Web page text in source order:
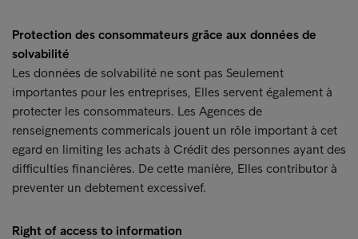
Protection des consommateurs grâce aux données de
solvabilité
Les données de solvabilité ne sont pas Seulement
importantes pour les entreprises, Elles servent également à
protecter les consommateurs. Les Agences de
renseignements commericals jouent un rôle important à cet
egard en limiting les achats à Crédit des personnes ayant des
difficulties financières. De cette manière, Elles contributor à
preventer un debtement excessivef.
Right of access to information